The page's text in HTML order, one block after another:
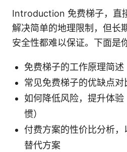
Introduction 免费梯子，直
解决简单的地理限制，但长
安全性都难以保证。下面是
免费梯子的工作原理简述
常见免费梯子的优缺点对
如何降低风险，提升体
惯）
付费方案的性价比分析
替代方案